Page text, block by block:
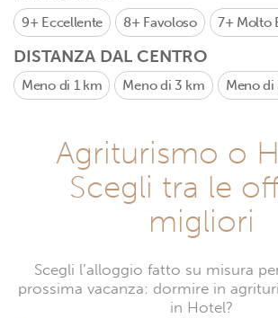
9+ Eccellente 8+ Favoloso 7+ Molto
DISTANZA DAL CENTRO
Meno di 1 km Meno di 3 km Meno di
Agriturismo o
Scegli tra le
migliori
Scegli l’alloggio fatto su misura
prossima vacanza: dormire in
in Hotel?